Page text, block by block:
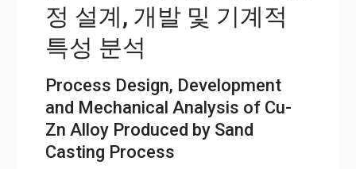
정 설계, 개발 및 기계적
특성 분석
Process Design, Development
and Mechanical Analysis of Cu-
Zn Alloy Produced by Sand
Casting Process